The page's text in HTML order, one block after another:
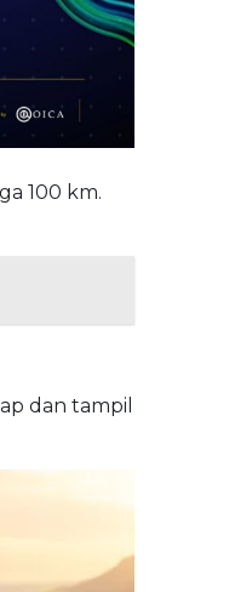
100 km.
dan tampil